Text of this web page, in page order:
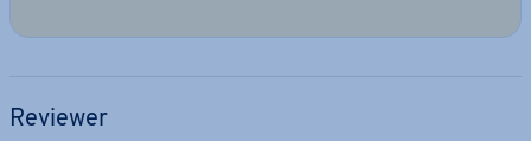
Reviewer